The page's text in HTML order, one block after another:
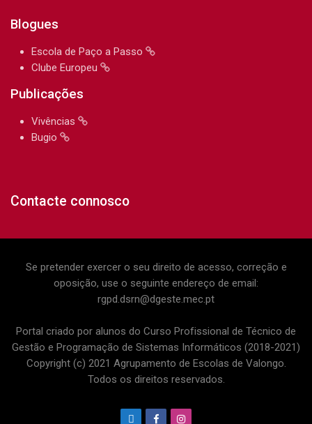
Blogues
Escola de Paço a Passo
Clube Europeu
Publicações
Vivências
Bugio
Contacte connosco
Se pretender exercer o seu direito de acesso, correção e
oposição, use o seguinte endereço de email:
rgpd.dsrn@dgeste.mec.pt
Portal criado por alunos do Curso Profissional de Técnico de
Gestão e Programação de Sistemas Informáticos (2018-2021)
Copyright (c) 2021 Agrupamento de Escolas de Valongo.
Todos os direitos reservados.